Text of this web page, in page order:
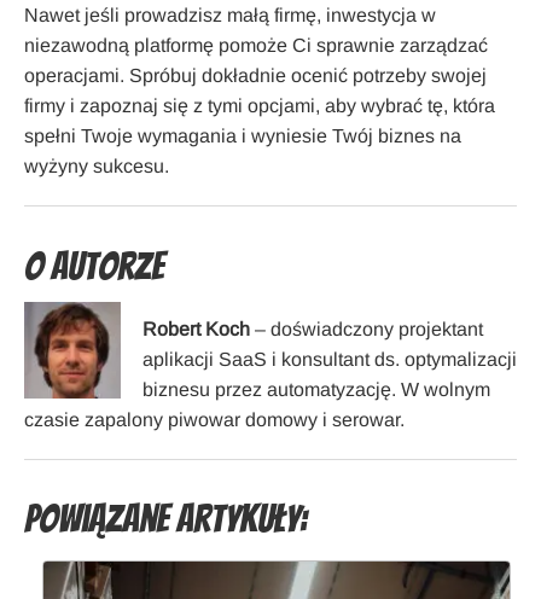
Nawet jeśli prowadzisz małą firmę, inwestycja w
niezawodną platformę pomoże Ci sprawnie zarządzać
operacjami. Spróbuj dokładnie ocenić potrzeby swojej
firmy i zapoznaj się z tymi opcjami, aby wybrać tę, która
spełni Twoje wymagania i wyniesie Twój biznes na
wyżyny sukcesu.
O Autorze
Robert Koch – doświadczony projektant
aplikacji SaaS i konsultant ds. optymalizacji
biznesu przez automatyzację. W wolnym
czasie zapalony piwowar domowy i serowar.
Powiązane artykuły: